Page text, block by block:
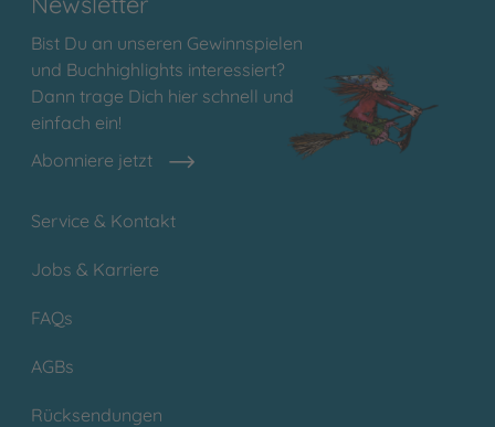
Bist Du an unseren Gewinnspielen
und Buchhighlights interessiert?
Dann trage Dich hier schnell und
einfach ein!
Abonniere jetzt
Service & Kontakt
Jobs & Karriere
FAQs
AGBs
Rücksendungen